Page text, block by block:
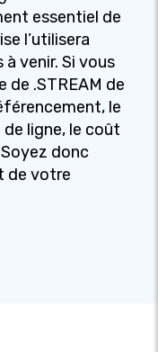
essentiel de
l’utilisera
venir. Si vous
de .STREAM de
le
ligne, le coût
donc
de votre